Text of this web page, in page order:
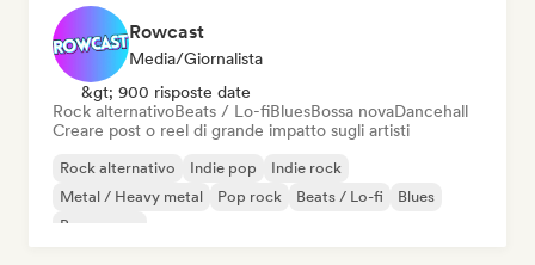
Rowcast
Media/Giornalista
&gt; 900 risposte date
Rock alternativoBeats / Lo-fiBluesBossa novaDancehall
Creare post o reel di grande impatto sugli artisti
Rock alternativo Indie pop
Indie rock
Metal / Heavy metal
Pop rock Beats / Lo-fi
Blues
Bossa nova